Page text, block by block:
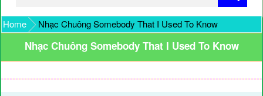
Home Nhạc Chuông Somebody That I Used To Know
Nhạc Chuông Somebody That I Used To Know